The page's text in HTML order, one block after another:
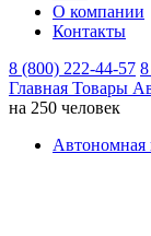
О компании
Контакты
8 (800) 222-44-57
Главная Товары
на 250 человек
Автономная